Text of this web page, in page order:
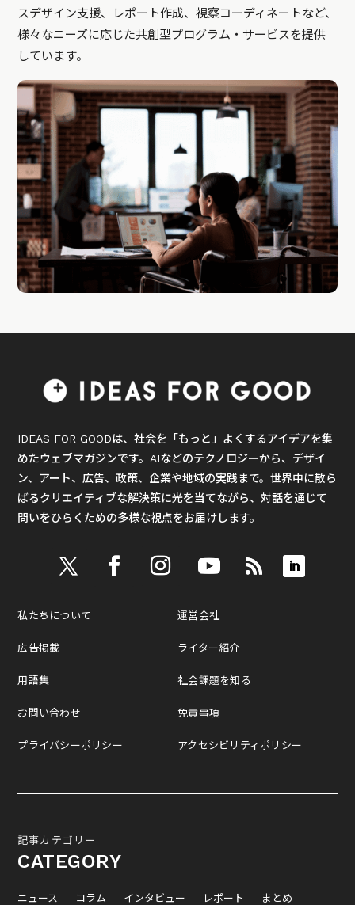
スデザイン支援、レポート作成、視察コーディネートなど、
様々なニーズに応じた共創型プログラム・サービスを提供
しています。
IDEAS FOR GOODは、社会を「もっと」よくするアイデアを集
めたウェブマガジンです。AIなどのテクノロジーから、デザイ
ン、アート、広告、政策、企業や地域の実践まで。世界中に散ら
ばるクリエイティブな解決策に光を当てながら、対話を通じて
問いをひらくための多様な視点をお届けします。
私たちについて
広告掲載
用語集
お問い合わせ
プライバシーポリシー
運営会社
ライター紹介
社会課題を知る
免責事項
アクセシビリティポリシー
記事カテゴリー
CATEGORY
ニュース コラム インタビュー レポート
まとめ